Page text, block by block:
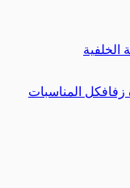
الخلفية
زفافكل المناسبات